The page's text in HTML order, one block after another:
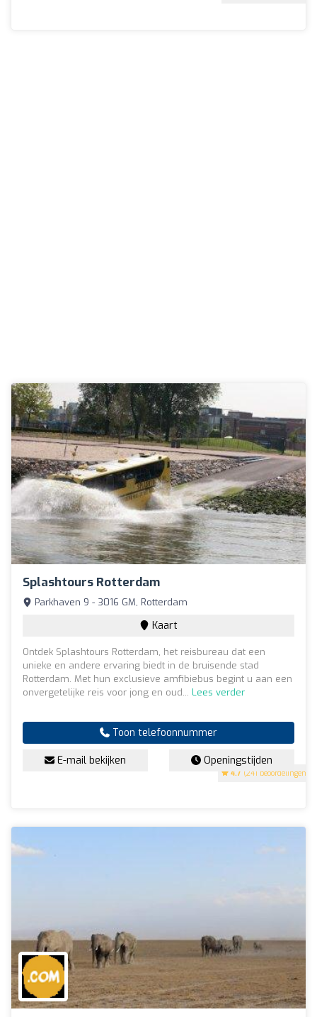
Splashtours Rotterdam
4.7 (241 beoordelingen)
Parkhaven 9 - 3016 GM, Rotterdam
Kaart
Ontdek Splashtours Rotterdam, het reisbureau dat een
unieke en andere ervaring biedt in de bruisende stad
Rotterdam. Met hun exclusieve amfibiebus begint u aan een
onvergetelijke reis voor jong en oud... Lees verder
Toon telefoonnummer
E-mail bekijken Openingstijden